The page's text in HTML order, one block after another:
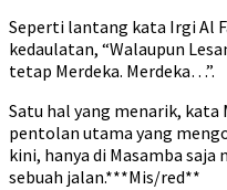
Seperti lantang kata Irgi Al
kedaulatan, “Walaupun
tetap Merdeka. Merdeka…”.
Satu hal yang menarik, kata
pentolan utama yang
kini, hanya di Masamba saja
sebuah jalan.***Mis/red**